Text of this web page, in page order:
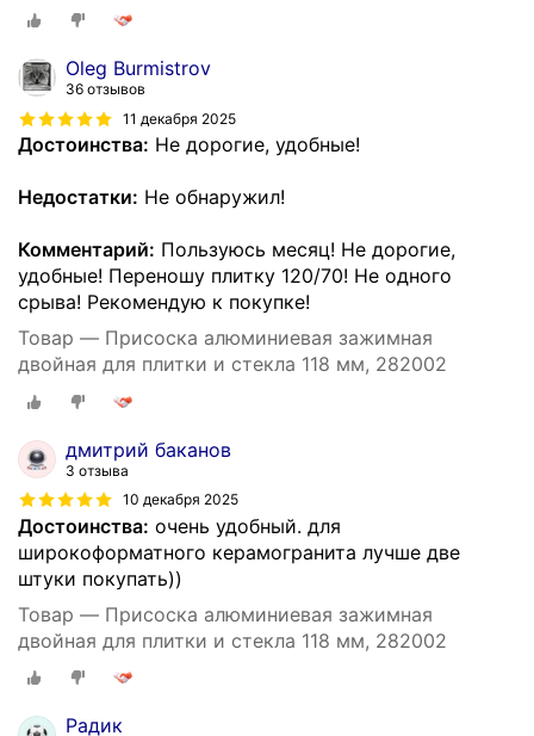
Oleg Burmistrov
36 отзывов
11 декабря 2025
Достоинства: Не дорогие, удобные!
Недостатки: Не обнаружил!
Комментарий: Пользуюсь месяц! Не дорогие,
удобные! Переношу плитку 120/70! Не одного
срыва! Рекомендую к покупке!
Товар — Присоска алюминиевая зажимная
двойная для плитки и стекла 118 мм, 282002
дмитрий баканов
3 отзыва
10 декабря 2025
Достоинства: очень удобный. для
широкоформатного керамогранита лучше две
штуки покупать))
Товар — Присоска алюминиевая зажимная
двойная для плитки и стекла 118 мм, 282002
Радик